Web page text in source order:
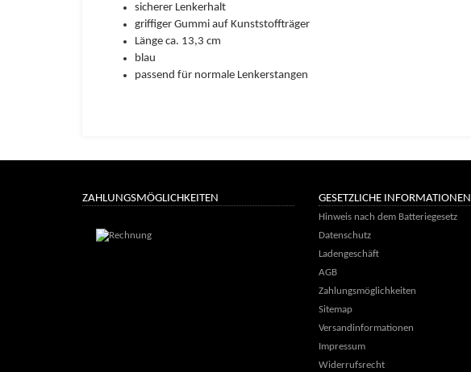
sicherer Lenkerhalt
griffiger Gummi auf Kunststoffträger
Länge ca. 13,3 cm
blau
passend für normale Lenkerstangen
ZAHLUNGSMÖGLICHKEITEN GESETZLICHE INFORMATIONEN
Hinweis nach dem Batteriegesetz
Datenschutz
Ladengeschäft
AGB
Zahlungsmöglichkeiten
Sitemap
Versandinformationen
Impressum
Widerrufsrecht